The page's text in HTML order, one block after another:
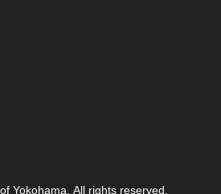
Yokohama. All rights reserved.